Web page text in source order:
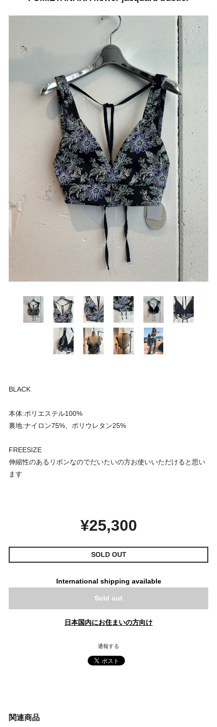
BLACK
本体:ポリエステル100%
裏地:ナイロン75%、ポリウレタン25%
FREESIZE
伸縮性のあるリボンなのでだいたいの方お使いいただけると思い
ます
¥25,300
SOLD OUT
International shipping available
Sold out
日本国内にお住まいの方向け
通報する
関連商品